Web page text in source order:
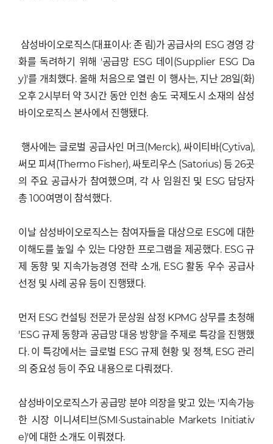
삼성바이오로직스(대표이사: 존 림)가 공급사의 ESG 경영 강
화를 독려하기 위해 '공급망 ESG 데이(Supplier ESG Da
y)'를 개최했다. 올해 처음으로 열린 이 행사는, 지난 28일(화)
오후 2시부터 약 3시간 동안 인천 송도 국제도시 소재의 삼성
바이오로직스 본사에서 진행됐다.
행사에는 글로벌 공급사인 머크(Merck), 싸이티바(Cytiva),
써모 피셔(Thermo Fisher), 싸토리우스 (Satorius) 등 26곳
의 주요 공급사가 참여했으며, 각 사 임원진 및 ESG 담당자
총 100여명이 참석했다.
이날 삼성바이오로직스는 참여자들을 대상으로 ESG에 대한
이해도를 높일 수 있는 다양한 프로그램을 제공했다. ESG 규
제 동향 및 지속가능경영 전략 소개, ESG 활동 우수 공급사
선정 및 사례 공유 등이 진행됐다.
먼저 ESG 컨설팅 전문가 문상원 삼정 KPMG 상무를 초청해
'ESG 규제 동향과 공급망 대응 방향'을 주제로 특강을 진행했
다. 이 특강에서는 글로벌 ESG 규제 현황 및 정책, ESG 관리
의 중요성 등이 주요 내용으로 다뤄졌다.
삼성바이오로직스가 공급망 분야 의장을 맞고 있는 '지속가능
한 시장 이니셔티브(SMI·Sustainable Markets Initiativ
e)'에 대한 소개도 이뤄졌다.